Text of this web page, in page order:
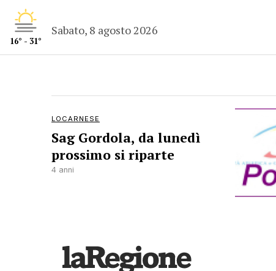
16° - 31°
Sabato, 8 agosto 2026
LOCARNESE
Sag Gordola, da lunedì
prossimo si riparte
4 anni